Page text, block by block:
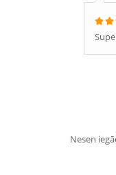
Nesen